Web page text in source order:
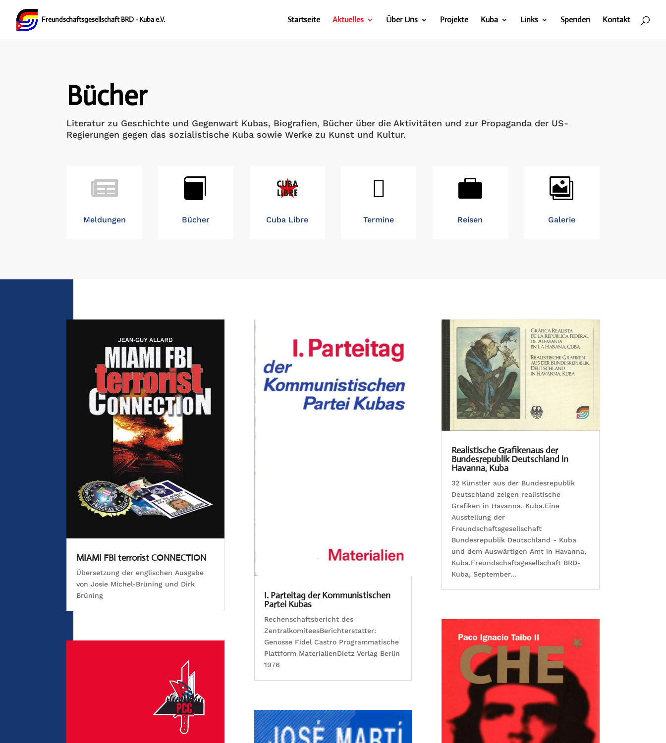
Startseite Aktuelles Über Uns Projekte Kuba Links Spenden Kontakt
Bücher
Literatur zu Geschichte und Gegenwart Kubas, Biografien, Bücher über die Aktivitäten und zur Propaganda der US-
Regierungen gegen das sozialistische Kuba sowie Werke zu Kunst und Kultur.

Meldungen

Bücher Cuba Libre

Termine

Reisen

Galerie
MIAMI FBI terrorist CONNECTION
Übersetzung der englischen Ausgabe
von Josie Michel-Brüning und Dirk
Brüning
I. Parteitag der Kommunistischen
Partei Kubas
Rechenschaftsbericht des
ZentralkomiteesBerichterstatter:
Genosse Fidel Castro Programmatische
Plattform MaterialienDietz Verlag Berlin
1976
Realistische Grafikenaus der
Bundesrepublik Deutschland in
Havanna, Kuba
32 Künstler aus der Bundesrepublik
Deutschland zeigen realistische
Grafiken in Havanna, Kuba.Eine
Ausstellung der
Freundschaftsgesellschaft
Bundesrepublik Deutschland - Kuba
und dem Auswärtigen Amt in Havanna,
Kuba.Freundschaftsgesellschaft BRD-
Kuba, September...